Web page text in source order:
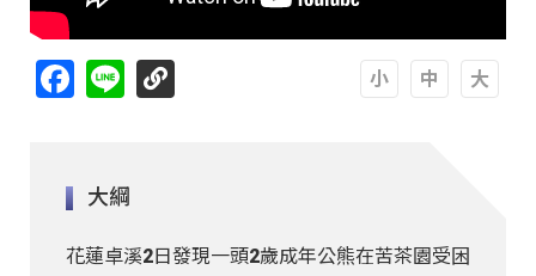
Facebook
Line
大綱
花蓮卓溪2日發現一頭2歲成年公熊在苦茶園受困